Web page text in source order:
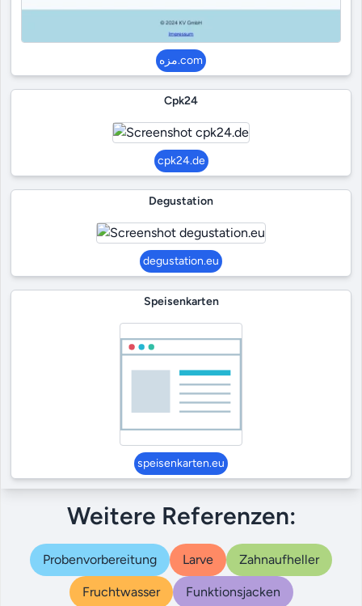
مزه.com
Cpk24
cpk24.de
Degustation
degustation.eu
Speisenkarten
speisenkarten.eu
Weitere Referenzen:
Probenvorbereitung Larve Zahnaufheller
Fruchtwasser Funktionsjacken